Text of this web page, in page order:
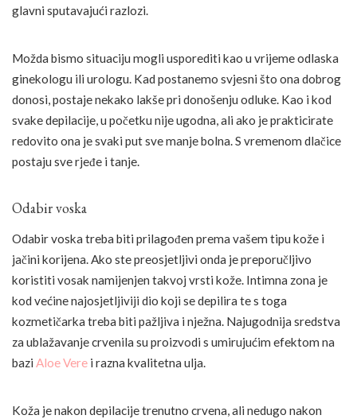
glavni sputavajući razlozi.
Možda bismo situaciju mogli usporediti kao u vrijeme odlaska
ginekologu ili urologu. Kad postanemo svjesni što ona dobrog
donosi, postaje nekako lakše pri donošenju odluke. Kao i kod
svake depilacije, u početku nije ugodna, ali ako je prakticirate
redovito ona je svaki put sve manje bolna. S vremenom dlačice
postaju sve rjeđe i tanje.
Odabir voska
Odabir voska treba biti prilagođen prema vašem tipu kože i
jačini korijena. Ako ste preosjetljivi onda je preporučljivo
koristiti vosak namijenjen takvoj vrsti kože. Intimna zona je
kod većine najosjetljiviji dio koji se depilira te s toga
kozmetičarka treba biti pažljiva i nježna. Najugodnija sredstva
za ublažavanje crvenila su proizvodi s umirujućim efektom na
bazi Aloe Vere i razna kvalitetna ulja.
Koža je nakon depilacije trenutno crvena, ali nedugo nakon